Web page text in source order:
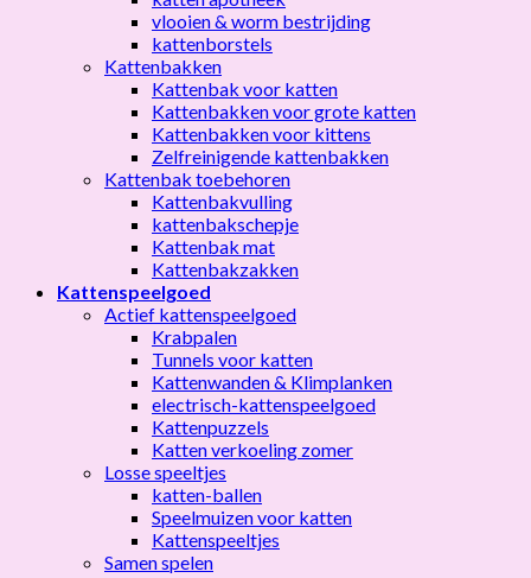
vlooien & worm bestrijding
kattenborstels
Kattenbakken
Kattenbak voor katten
Kattenbakken voor grote katten
Kattenbakken voor kittens
Zelfreinigende kattenbakken
Kattenbak toebehoren
Kattenbakvulling
kattenbakschepje
Kattenbak mat
Kattenbakzakken
Kattenspeelgoed
Actief kattenspeelgoed
Krabpalen
Tunnels voor katten
Kattenwanden & Klimplanken
electrisch-kattenspeelgoed
Kattenpuzzels
Katten verkoeling zomer
Losse speeltjes
katten-ballen
Speelmuizen voor katten
Kattenspeeltjes
Samen spelen